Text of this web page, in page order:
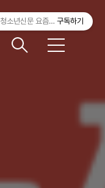
메
청소년신문 요즘것들구독하기